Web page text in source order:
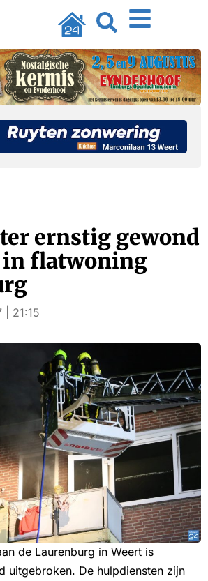
ernstig gewond
flatwoning
| 21:15
de Laurenburg in Weert is
uitgebroken. De hulpdiensten zijn